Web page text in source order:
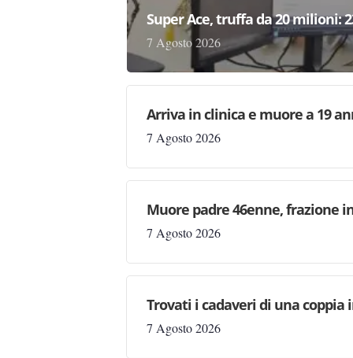
Super Ace, truffa da 20 milioni:
7 Agosto 2026
Arriva in clinica e muore a 19
7 Agosto 2026
Muore padre 46enne, frazione
7 Agosto 2026
Trovati i cadaveri di una coppia
7 Agosto 2026